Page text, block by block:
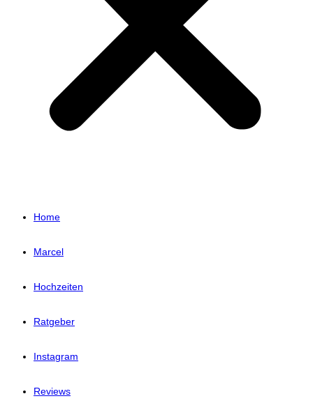
Home
Marcel
Hochzeiten
Ratgeber
Instagram
Reviews